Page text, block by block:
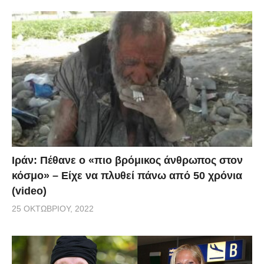
Ιράν: Πέθανε ο «πιο βρόμικος άνθρωπος στον
κόσμο» – Είχε να πλυθεί πάνω από 50 χρόνια
(video)
25 ΟΚΤΩΒΡΊΟΥ, 2022